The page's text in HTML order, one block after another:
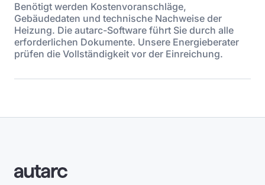
Benötigt werden Kostenvoranschläge,
Gebäudedaten und technische Nachweise der
Heizung. Die autarc-Software führt Sie durch alle
erforderlichen Dokumente. Unsere Energieberater
prüfen die Vollständigkeit vor der Einreichung.